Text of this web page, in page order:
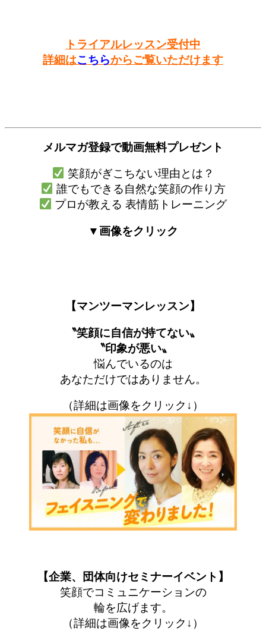
トライアルレッスン受付中
詳細はこちらからご覧いただけます
メルマガ登録で動画無料プレゼント
笑顔がぎこちない理由とは？
誰でもできる自然な笑顔の作り方
プロが教える 表情筋トレーニング
▼画像をクリック
【マンツーマンレッスン】
〝笑顔に自信が持てない〟
〝印象が悪い〟
悩んでいるのは
あなただけではありません。
（詳細は画像をクリック↓）
【企業、団体向けセミナーイベント】
笑顔でコミュニケーションの
輪を広げます。
（詳細は画像をクリック↓）